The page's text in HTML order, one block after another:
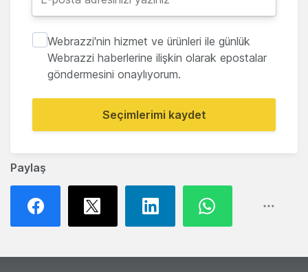
Paylaş
Webrazzi'nin hizmet ve ürünleri ile günlük
Webrazzi haberlerine ilişkin olarak epostalar
göndermesini onaylıyorum.
Seçimlerimi kaydet